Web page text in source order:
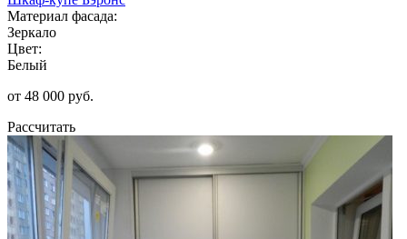
Материал фасада:
Зеркало
Цвет:
Белый
от 48 000 руб.
Рассчитать